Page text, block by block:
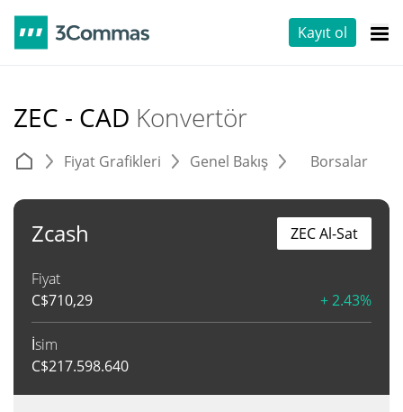
Kayıt ol
ZEC - CAD Konvertör
Fiyat Grafikleri Genel Bakış Borsalar
Zcash
Fiyat
C$710,29 + 2.43%
İsim
C$217.598.640
ZEC Al-Sat